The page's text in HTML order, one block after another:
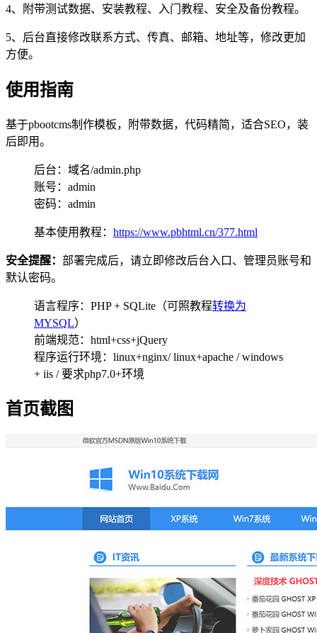
4、附带测试数据、安装教程、入门教程、安全及备份教程。
5、后台直接修改联系方式、传真、邮箱、地址等，修改更加
方便。
使用指南
基于pbootcms制作模板，附带数据，代码精简，适合SEO，装
后即用。
后台：域名/admin.php
账号：admin
密码：admin
基本使用教程： https://www.pbhtml.cn/377.html
安全提醒： 部署完成后，请立即修改后台入口、管理员账号和
默认密码。
语言程序：PHP + SQLite（可照教程转换为
MYSQL）
前端规范：html+css+jQuery
程序运行环境：linux+nginx/ linux+apache / windows
+ iis / 要求php7.0+环境
首页截图